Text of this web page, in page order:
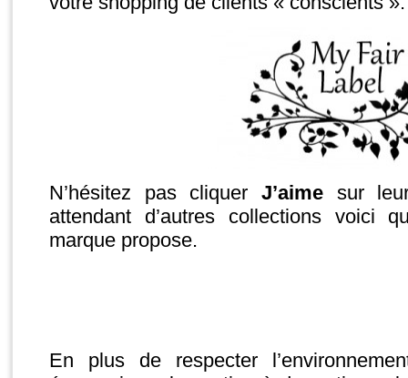
N’hésitez pas cliquer J’aime sur
attendant d’autres collections voici
marque propose.
En plus de respecter